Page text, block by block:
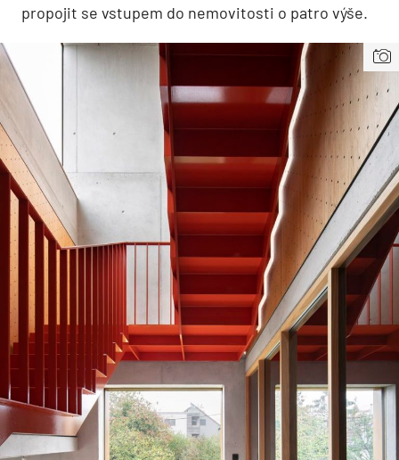
propojit se vstupem do nemovitosti o patro výše.